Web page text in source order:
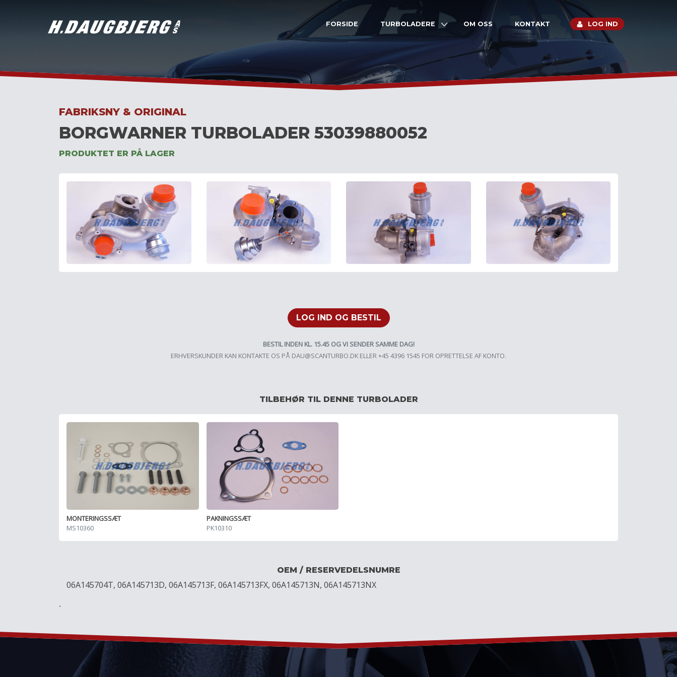
FORSIDE TURBOLADERE OM OSS KONTAKT LOG IND
FABRIKSNY & ORIGINAL
BORGWARNER TURBOLADER 53039880052
PRODUKTET ER PÅ LAGER
LOG IND OG BESTIL
BESTIL INDEN KL. 15.45 OG VI SENDER SAMME DAG!
ERHVERSKUNDER KAN KONTAKTE OS PÅ DAU@SCANTURBO.DK ELLER +45 4396 1545 FOR OPRETTELSE AF KONTO.
TILBEHØR TIL DENNE TURBOLADER
MONTERINGSSÆT
MS10360
PAKNINGSSÆT
PK10310
OEM / RESERVEDELSNUMRE
06A145704T, 06A145713D, 06A145713F, 06A145713FX, 06A145713N, 06A145713NX
´